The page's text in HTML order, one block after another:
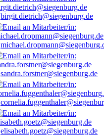
birgit.dietrich@siegenburg.de
sandra.forstner@siegenburg.de
elisabeth.goetz@siegenburg.de